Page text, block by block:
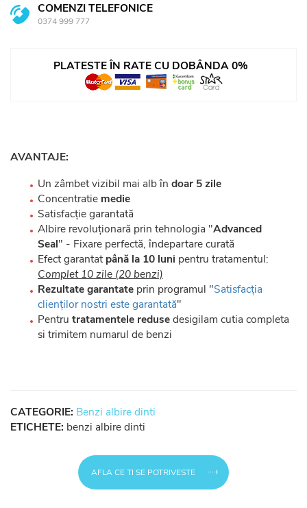
COMENZI TELEFONICE
0374 999 777
PLATESTE ÎN RATE CU DOBÂNDA 0%
AVANTAJE:
Un zâmbet vizibil mai alb în doar 5 zile
Concentratie medie
Satisfacție garantată
Albire revoluționară prin tehnologia "Advanced
Seal" - Fixare perfectă, îndepartare curată
Efect garantatpână la 10 luni pentru tratamentul:
Complet 10 zile (20 benzi)
Rezultate garantate prin programul "Satisfacția
clienților nostri este garantată"
Pentru tratamentele redusedesigilam cutia completa
si trimitem numarul de benzi
CATEGORIE: Benzi albire dinti
ETICHETE: benzi albire dinti
AFLA CE TI SE POTRIVESTE